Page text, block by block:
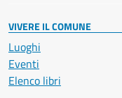
VIVERE IL COMUNE
Luoghi
Eventi
Elenco libri